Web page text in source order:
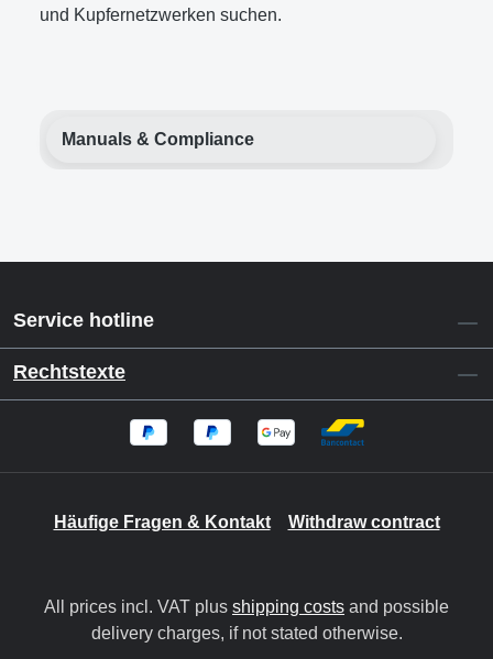
und Kupfernetzwerken suchen.
Manuals & Compliance
Service hotline
Rechtstexte
Häufige Fragen & Kontakt Withdraw contract
All prices incl. VAT plus shipping costs and possible
delivery charges, if not stated otherwise.